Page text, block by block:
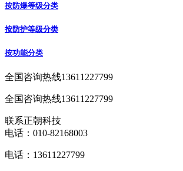
按防爆等级分类
按防护等级分类
按功能分类
全国咨询热线13611227799
全国咨询热线13611227799
联系正朝科技
电话： 010-82168003
电话：13611227799